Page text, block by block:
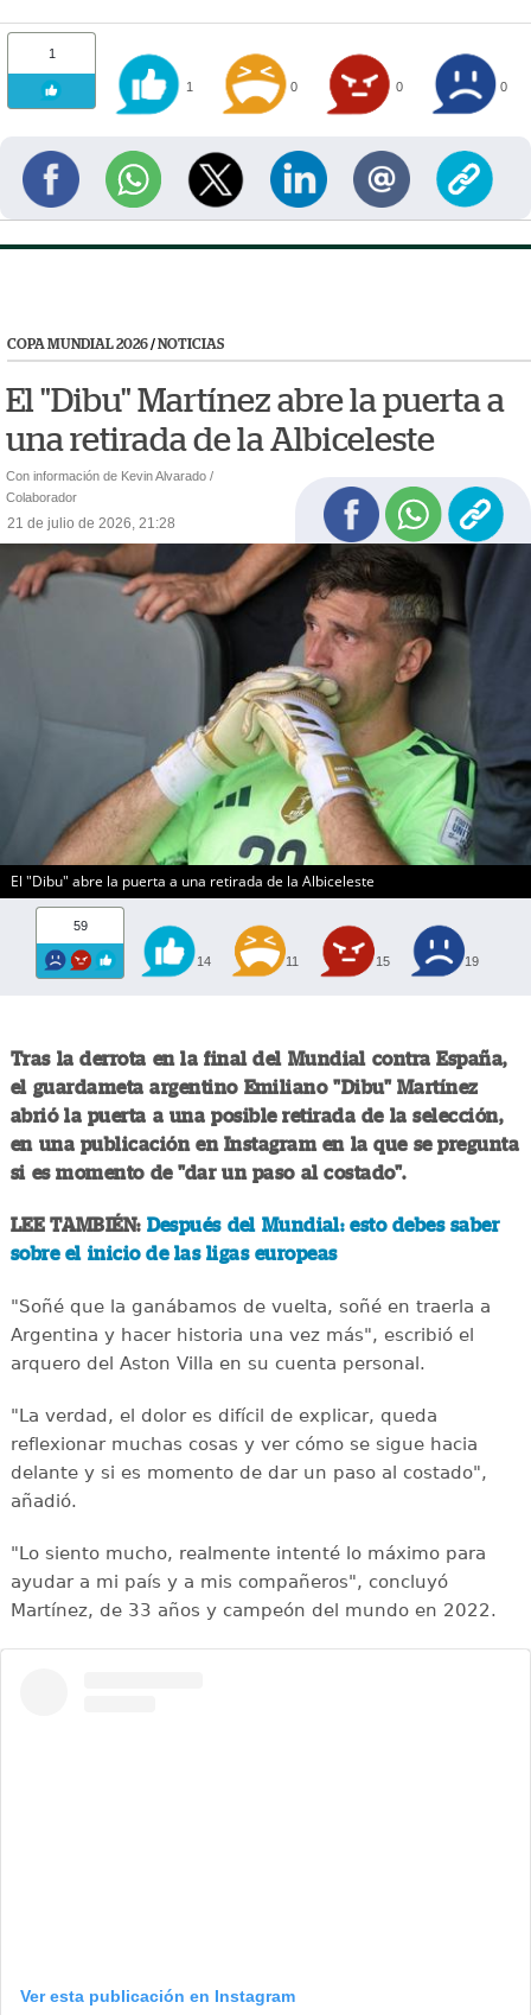
1
1 0 0 0
COPA MUNDIAL 2026/NOTICIAS
El "Dibu" Martínez abre la puerta a
una retirada de la Albiceleste
Con información de Kevin Alvarado /
Colaborador
21 de julio de 2026, 21:28
El "Dibu" abre la puerta a una retirada de la Albiceleste
59
14 11 15 19
Tras la derrota en la final del Mundial contra España,
el guardameta argentino Emiliano "Dibu" Martínez
abrió la puerta a una posible retirada de la selección,
en una publicación en Instagram en la que se pregunta
si es momento de "dar un paso al costado".
LEE TAMBIÉN: Después del Mundial: esto debes saber
sobre el inicio de las ligas europeas
"Soñé que la ganábamos de vuelta, soñé en traerla a
Argentina y hacer historia una vez más", escribió el
arquero del Aston Villa en su cuenta personal.
"La verdad, el dolor es difícil de explicar, queda
reflexionar muchas cosas y ver cómo se sigue hacia
delante y si es momento de dar un paso al costado",
añadió.
"Lo siento mucho, realmente intenté lo máximo para
ayudar a mi país y a mis compañeros", concluyó
Martínez, de 33 años y campeón del mundo en 2022.
Ver esta publicación en Instagram